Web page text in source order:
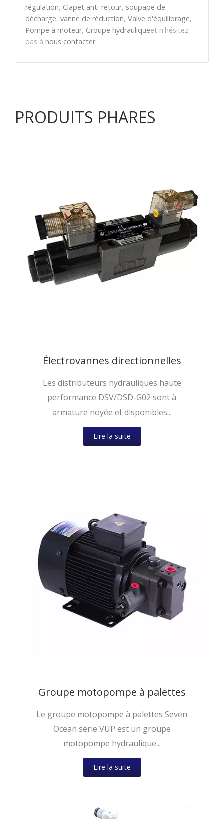
régulation, Clapet anti-retour, soupape de
décharge, vanne de réduction, Valve d'équilibrage,
Pompe à moteur, Groupe hydrauliqueet n'hésitez
pas à nous contacter.
PRODUITS PHARES
Électrovannes directionnelles
Les distributeurs hydrauliques haute
performance DSV/DSD-G02 sont à
armature noyée et disponibles...
Lire la suite
Groupe motopompe à palettes
Le groupe motopompe à palettes Seven
Ocean série VUP est un groupe
motopompe hydraulique...
Lire la suite